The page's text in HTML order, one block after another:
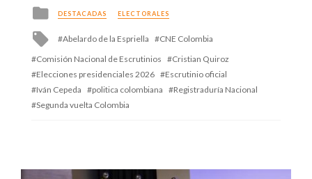
Posted
in
DESTACADAS ELECTORALES
Tagged
with
Abelardo de la Espriella
CNE Colombia
Comisión Nacional de Escrutinios
Cristian Quiroz
Elecciones presidenciales 2026
Escrutinio oficial
Iván Cepeda
politica colombiana
Registraduría Nacional
Segunda vuelta Colombia